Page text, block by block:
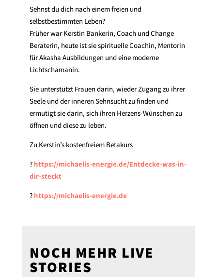
Sehnst du dich nach einem freien und
selbstbestimmten Leben?
Früher war Kerstin Bankerin, Coach und Change
Beraterin, heute ist sie spirituelle Coachin, Mentorin
für Akasha Ausbildungen und eine moderne
Lichtschamanin.
Sie unterstützt Frauen darin, wieder Zugang zu ihrer
Seele und der inneren Sehnsucht zu finden und
ermutigt sie darin, sich ihren Herzens-Wünschen zu
öffnen und diese zu leben.
Zu Kerstin’s kostenfreiem Betakurs
? https://michaelis-energie.de/Entdecke-was-in-
dir-steckt
? https://michaelis-energie.de
NOCH MEHR LIVE
STORIES